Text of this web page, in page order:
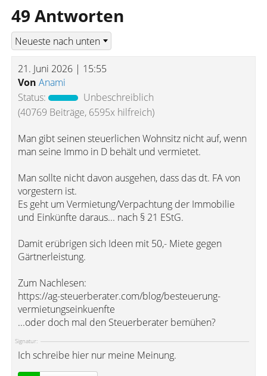
49 Antworten
21. Juni 2026 | 15:55
Von Anami
Status:
Unbeschreiblich
(40769 Beiträge, 6595x hilfreich)
Man gibt seinen steuerlichen Wohnsitz nicht auf, wenn
man seine Immo in D behält und vermietet.
Man sollte nicht davon ausgehen, dass das dt. FA von
vorgestern ist.
Es geht um Vermietung/Verpachtung der Immobilie
und Einkünfte daraus... nach § 21 EStG.
Damit erübrigen sich Ideen mit 50,- Miete gegen
Gärtnerleistung.
Zum Nachlesen:
https://ag-steuerberater.com/blog/besteuerung-
vermietungseinkuenfte
...oder doch mal den Steuerberater bemühen?
Signatur:
Ich schreibe hier nur meine Meinung.